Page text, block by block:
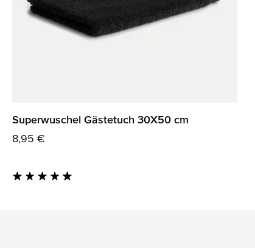
Superwuschel Gästetuch 30X50 cm
Regulärer Preis:
8,95 €